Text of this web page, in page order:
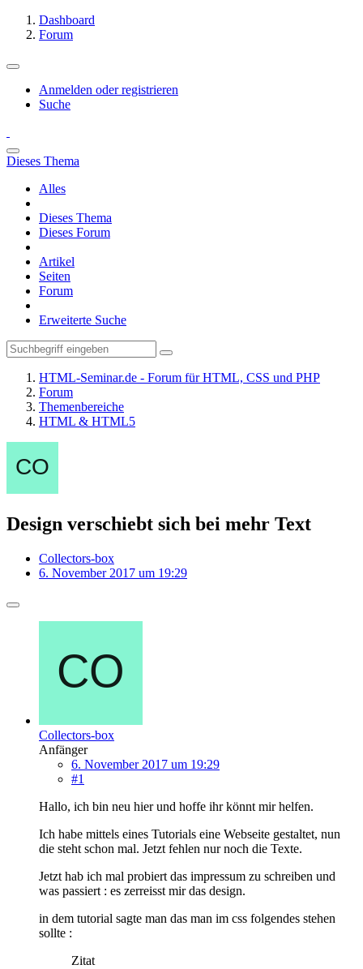
Dashboard
Forum
Anmelden oder registrieren
Suche
Dieses Thema
Alles
Dieses Thema
Dieses Forum
Artikel
Seiten
Forum
Erweiterte Suche
HTML-Seminar.de - Forum für HTML, CSS und PHP
Forum
Themenbereiche
HTML & HTML5
Design verschiebt sich bei mehr Text
Collectors-box
6. November 2017 um 19:29
Collectors-box
Anfänger
6. November 2017 um 19:29
#1
Hallo, ich bin neu hier und hoffe ihr könnt mir helfen.
Ich habe mittels eines Tutorials eine Webseite gestaltet, nun
die steht schon mal. Jetzt fehlen nur noch die Texte.
Jetzt hab ich mal probiert das impressum zu schreiben und
was passiert : es zerreisst mir das design.
in dem tutorial sagte man das man im css folgendes stehen
sollte :
Zitat